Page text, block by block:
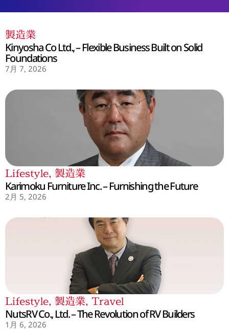
製造業
Kinyosha Co Ltd., – Flexible Business Built on Solid
Foundations
7月 7, 2026
Lifestyle, 製造業
Karimoku Furniture Inc. – Furnishing the Future
2月 5, 2026
Lifestyle, 製造業, Travel
NutsRV Co., Ltd. – The Revolution of RV Builders
1月 6, 2026